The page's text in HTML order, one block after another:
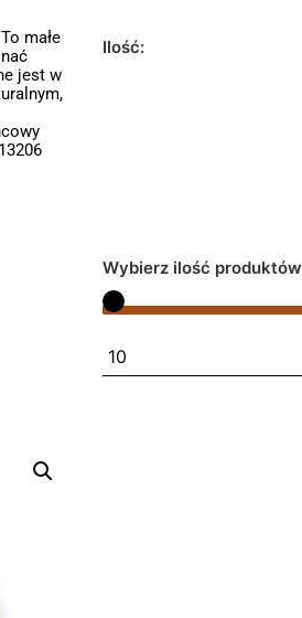
małe
jest w
Ilość:
Wybierz ilość produktów